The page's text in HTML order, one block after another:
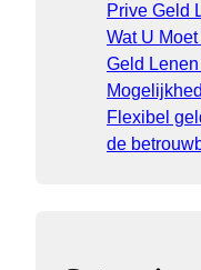
Prive Geld
Wat U
Geld
Flexibel
de